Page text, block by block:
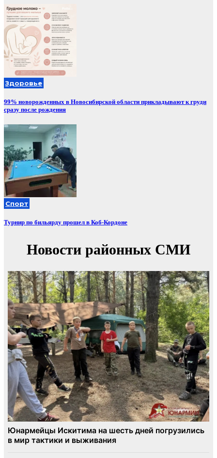
Здоровье
99% новорожденных в Новосибирской области прикладывают к груди
сразу после рождения
Спорт
Турнир по бильярду прошел в Коб-Кордоне